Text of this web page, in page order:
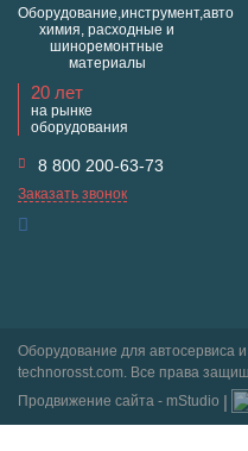
Оборудование,инструмент,авто
химия, расходные и
шиноремонтные
материалы
20 лет
на рынке
оборудования
8 800 200-63-73
Заказать звонок
Оборудование для автосервиса
technorosst.com. Все права
Продвижение сайта - mStudio